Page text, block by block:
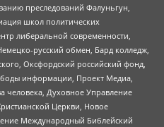
преследований Фалуньгун,
школ политических
либеральной современности,
русский обмен, Бард колледж,
Оксфордский российский фонд,
информации, Проект Медиа,
человека, Духовное Управление
Церкви, Новое
Международный Библейский